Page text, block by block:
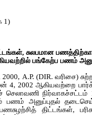
1)
சுலபமான
பங்கேற்ப பணம்
2000, A.P. (DIR. வரிசை)
4, 2002 ஆகியவற்றை
நிர்வாகச்சட்டம்
பணம் அனுப்புதல்
திட்டங்கள்,